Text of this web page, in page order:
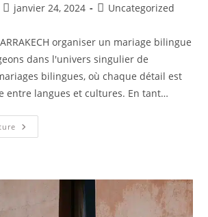
janvier 24, 2024 Uncategorized
organiser un mariage bilingue
dans l'univers singulier de
bilingues, où chaque détail est
entre langues et cultures. En tant…